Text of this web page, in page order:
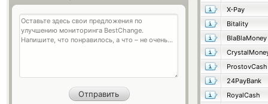
X-Pay
Bitality
BlaBlaMoney
ProstovCash
24PayBank
RoyalCash